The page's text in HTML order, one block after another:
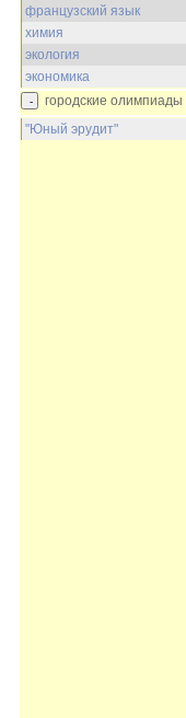
французский язык
химия
экология
экономика
городские олимпиады
"Юный эрудит"